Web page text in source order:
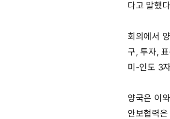
다고 말했
회의에서
구, 투자,
미-인도 3
양국은 이
안보협력